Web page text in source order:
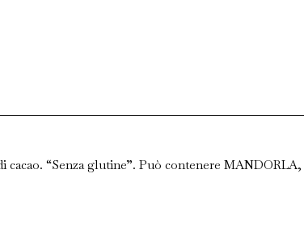
“Senza glutine”. Può contenere